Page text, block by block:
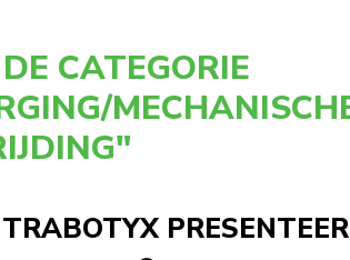
CATEGORIE
TRABOTYX